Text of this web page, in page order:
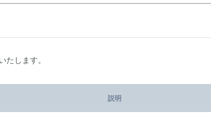
たします。
説明